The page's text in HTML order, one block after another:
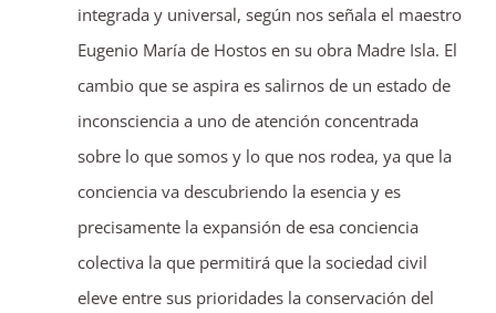
integrada y universal, según nos señala el maestro
Eugenio María de Hostos en su obra Madre Isla. El
cambio que se aspira es salirnos de un estado de
inconsciencia a uno de atención concentrada
sobre lo que somos y lo que nos rodea, ya que la
conciencia va descubriendo la esencia y es
precisamente la expansión de esa conciencia
colectiva la que permitirá que la sociedad civil
eleve entre sus prioridades la conservación del